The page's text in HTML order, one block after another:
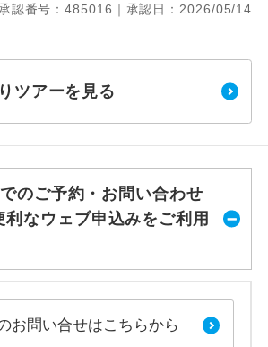
承認番号：485016｜承認日：2026/05/14
ツアーを見る
のご予約・お問い合わせ
利なウェブ申込みをご利用
お問い合せはこちらから